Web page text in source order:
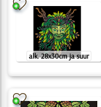
alk. 28x30cm ja suur